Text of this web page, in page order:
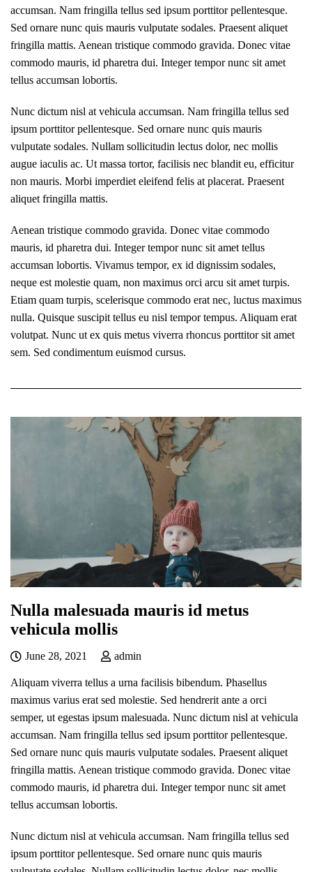
accumsan. Nam fringilla tellus sed ipsum porttitor pellentesque.
Sed ornare nunc quis mauris vulputate sodales. Praesent aliquet
fringilla mattis. Aenean tristique commodo gravida. Donec vitae
commodo mauris, id pharetra dui. Integer tempor nunc sit amet
tellus accumsan lobortis.
Nunc dictum nisl at vehicula accumsan. Nam fringilla tellus sed
ipsum porttitor pellentesque. Sed ornare nunc quis mauris
vulputate sodales. Nullam sollicitudin lectus dolor, nec mollis
augue iaculis ac. Ut massa tortor, facilisis nec blandit eu, efficitur
non mauris. Morbi imperdiet eleifend felis at placerat. Praesent
aliquet fringilla mattis.
Aenean tristique commodo gravida. Donec vitae commodo
mauris, id pharetra dui. Integer tempor nunc sit amet tellus
accumsan lobortis. Vivamus tempor, ex id dignissim sodales,
neque est molestie quam, non maximus orci arcu sit amet turpis.
Etiam quam turpis, scelerisque commodo erat nec, luctus maximus
nulla. Quisque suscipit tellus eu nisl tempor tempus. Aliquam erat
volutpat. Nunc ut ex quis metus viverra rhoncus porttitor sit amet
sem. Sed condimentum euismod cursus.
Nulla malesuada mauris id metus
vehicula mollis
June 28, 2021 admin
Aliquam viverra tellus a urna facilisis bibendum. Phasellus
maximus varius erat sed molestie. Sed hendrerit ante a orci
semper, ut egestas ipsum malesuada. Nunc dictum nisl at vehicula
accumsan. Nam fringilla tellus sed ipsum porttitor pellentesque.
Sed ornare nunc quis mauris vulputate sodales. Praesent aliquet
fringilla mattis. Aenean tristique commodo gravida. Donec vitae
commodo mauris, id pharetra dui. Integer tempor nunc sit amet
tellus accumsan lobortis.
Nunc dictum nisl at vehicula accumsan. Nam fringilla tellus sed
ipsum porttitor pellentesque. Sed ornare nunc quis mauris